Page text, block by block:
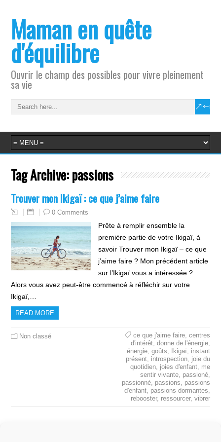
Maman en quête
d'équilibre
Ouvrir le champ des possibles pour vivre pleinement
sa vie
Tag Archive:passions
Trouver mon Ikigaï : ce que j’aime faire
0 Comments
Prête à remplir ensemble la
première partie de votre Ikigaï, à
savoir Trouver mon Ikigaï – ce que
j’aime faire ? Mon précédent article
sur l’Ikigaï vous a intéressée ?
Alors vous avez peut-être commencé à réfléchir sur votre
Ikigaï,…
READ MORE
Non classé ce que j'aime faire, centres
d'intérêt, donne de l'énergie,
énergie, goûts, Ikigaï, instant
présent, introspection, joie du
quotidien, joies d'enfant, me
sentir vivante, passioné,
passionné, passions, passions
d'enfant, passions dormantes,
rebooster, ressourcer, vibrer